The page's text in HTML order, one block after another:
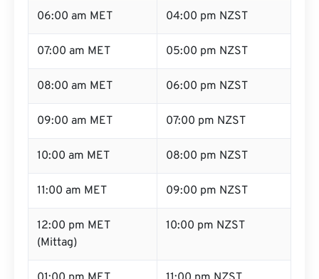
06:00 am MET 04:00 pm NZST
07:00 am MET 05:00 pm NZST
08:00 am MET 06:00 pm NZST
09:00 am MET 07:00 pm NZST
10:00 am MET 08:00 pm NZST
11:00 am MET 09:00 pm NZST
12:00 pm MET
(Mittag)
10:00 pm NZST